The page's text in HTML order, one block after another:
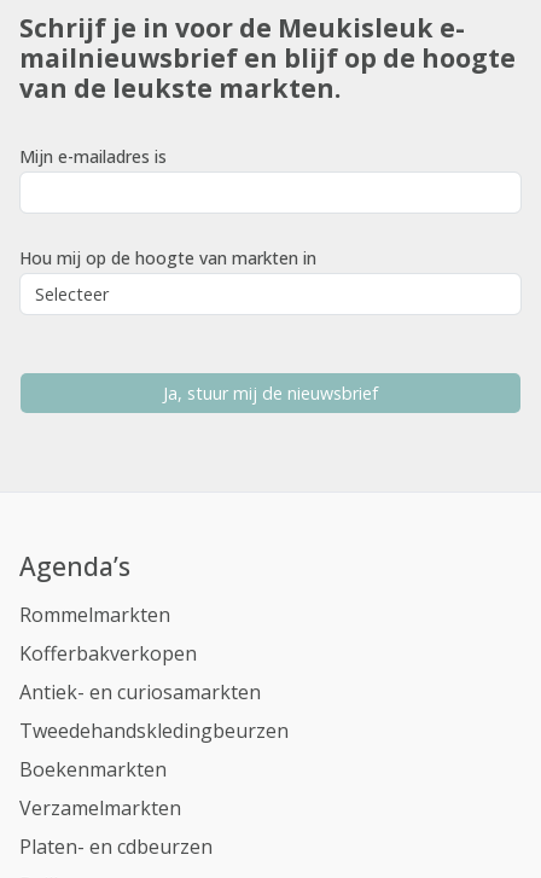
Schrijf je in voor de Meukisleuk e-
mailnieuwsbrief en blijf op de hoogte
van de leukste markten.
Mijn e-mailadres is
Hou mij op de hoogte van markten in
Ja, stuur mij de nieuwsbrief
Agenda’s
Rommelmarkten
Kofferbakverkopen
Antiek- en curiosamarkten
Tweedehandskledingbeurzen
Boekenmarkten
Verzamelmarkten
Platen- en cdbeurzen